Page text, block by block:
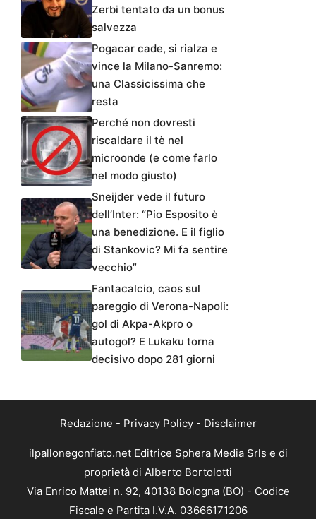
Zerbi tentato da un bonus
salvezza
Pogacar cade, si rialza e
vince la Milano-Sanremo:
una Classicissima che
resta
Perché non dovresti
riscaldare il tè nel
microonde (e come farlo
nel modo giusto)
Sneijder vede il futuro
dell’Inter: “Pio Esposito è
una benedizione. E il figlio
di Stankovic? Mi fa sentire
vecchio”
Fantacalcio, caos sul
pareggio di Verona-Napoli:
gol di Akpa-Akpro o
autogol? E Lukaku torna
decisivo dopo 281 giorni
Redazione - Privacy Policy- Disclaimer
ilpallonegonfiato.net Editrice Sphera Media Srls e di
proprietà di Alberto Bortolotti
Via Enrico Mattei n. 92, 40138 Bologna (BO) - Codice
Fiscale e Partita I.V.A. 03666171206